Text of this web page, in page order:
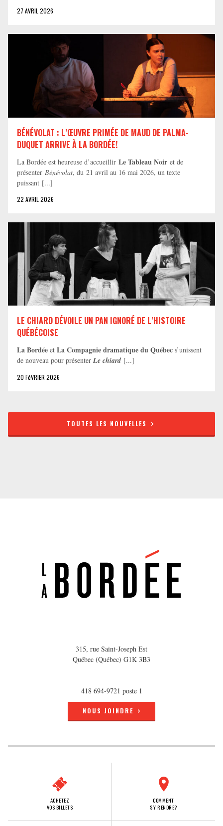
27 AVRIL 2026
BÉNÉVOLAT : L’ŒUVRE PRIMÉE DE MAUD DE PALMA-
DUQUET ARRIVE À LA BORDÉE!
La Bordée est heureuse d’accueillir Le Tableau Noir et de
présenter Bénévolat, du 21 avril au 16 mai 2026, un texte
puissant [...]
22 AVRIL 2026
LE CHIARD DÉVOILE UN PAN IGNORÉ DE L’HISTOIRE
QUÉBÉCOISE
La Bordée et La Compagnie dramatique du Québec s’unissent
de nouveau pour présenter Le chiard [...]
20 FéVRIER 2026
TOUTES LES NOUVELLES
315, rue Saint-Joseph Est
Québec (Québec) G1K 3B3
418 694-9721 poste 1
NOUS JOINDRE
ACHETEZ
VOS BILLETS
COMMENT
S'Y RENDRE?